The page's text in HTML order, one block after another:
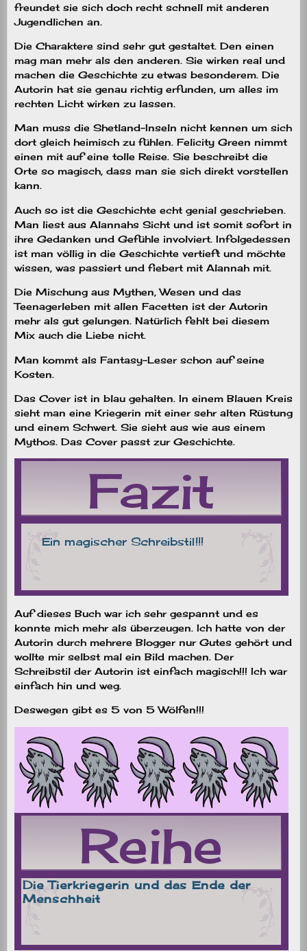
freundet sie sich doch recht schnell mit anderen
Jugendlichen an.
Die Charaktere sind sehr gut gestaltet. Den einen
mag man mehr als den anderen. Sie wirken real und
machen die Geschichte zu etwas besonderem. Die
Autorin hat sie genau richtig erfunden, um alles im
rechten Licht wirken zu lassen.
Man muss die Shetland-Inseln nicht kennen um sich
dort gleich heimisch zu fühlen. Felicity Green nimmt
einen mit auf eine tolle Reise. Sie beschreibt die
Orte so magisch, dass man sie sich direkt vorstellen
kann.
Auch so ist die Geschichte echt genial geschrieben.
Man liest aus Alannahs Sicht und ist somit sofort in
ihre Gedanken und Gefühle involviert. Infolgedessen
ist man völlig in die Geschichte vertieft und möchte
wissen, was passiert und fiebert mit Alannah mit.
Die Mischung aus Mythen, Wesen und das
Teenagerleben mit allen Facetten ist der Autorin
mehr als gut gelungen. Natürlich fehlt bei diesem
Mix auch die Liebe nicht.
Man kommt als Fantasy-Leser schon auf seine
Kosten.
Das Cover ist in blau gehalten. In einem Blauen Kreis
sieht man eine Kriegerin mit einer sehr alten Rüstung
und einem Schwert. Sie sieht aus wie aus einem
Mythos. Das Cover passt zur Geschichte.
Auf dieses Buch war ich sehr gespannt und es
konnte mich mehr als überzeugen. Ich hatte von der
Autorin durch mehrere Blogger nur Gutes gehört und
wollte mir selbst mal ein Bild machen. Der
Schreibstil der Autorin ist einfach magisch!!! Ich war
einfach hin und weg.
Deswegen gibt es 5 von 5 Wölfen!!!